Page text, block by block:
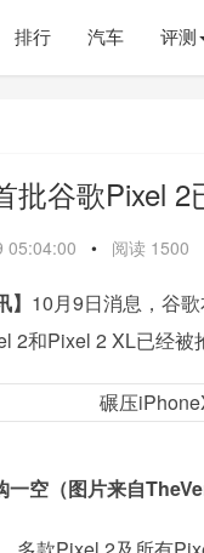
排行 汽车 评测
批谷歌Pixel 2
05:04:00 • 阅读 1500
】 10月9日消息，谷
2和Pixel 2 XL已经被
空（图片来自